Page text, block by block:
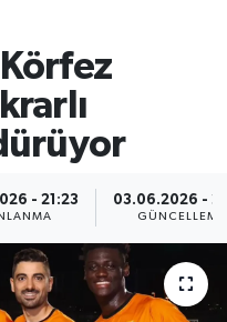
- 21:23 03.06.2026 -
GÜNCELLEME